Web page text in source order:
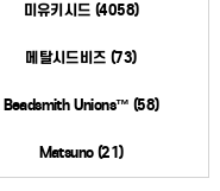
미유키시드 (4058)
메탈시드비즈 (73)
Beadsmith Unions™ (58)
Matsuno (21)